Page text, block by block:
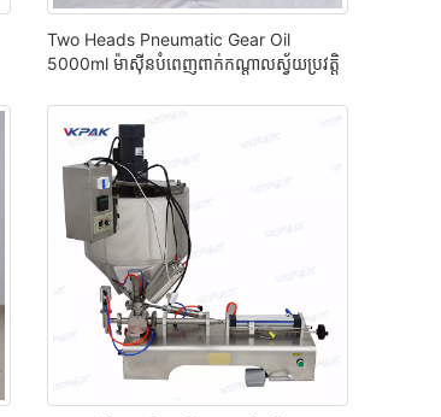
Two Heads Pneumatic Gear Oil
5000ml ម៉ាស៊ីនបំពេញពាក់កណ្តាលស្វ័យប្រវត្តិ